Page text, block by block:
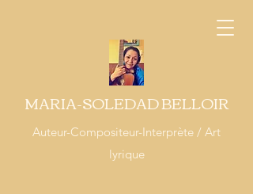
MARIA-SOLEDAD BELLOIR
Auteur-Compositeur-Interprète / Art
lyrique